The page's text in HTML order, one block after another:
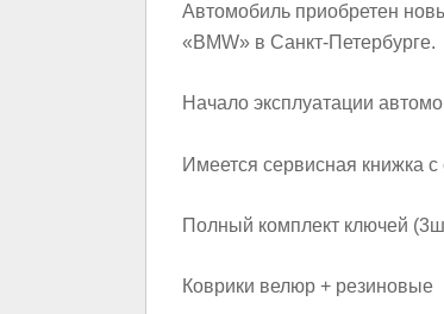
Автомобиль приобретен
«BMW» в Санкт-Петербурге.
Начало эксплуатации
Имеется сервисная книжка
Полный комплект ключей
Коврики велюр + резиновые